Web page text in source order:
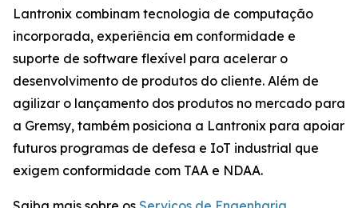
Lantronix combinam tecnologia de computação
incorporada, experiência em conformidade e
suporte de software flexível para acelerar o
desenvolvimento de produtos do cliente. Além de
agilizar o lançamento dos produtos no mercado para
a Gremsy, também posiciona a Lantronix para apoiar
futuros programas de defesa e IoT industrial que
exigem conformidade com TAA e NDAA.